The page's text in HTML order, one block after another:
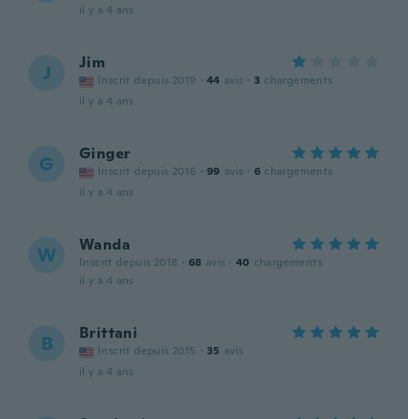
il y a 4 ans
J Jim
Inscrit depuis 2019 · 44 avis · 3 chargements
il y a 4 ans
G Ginger
Inscrit depuis 2016 · 99 avis · 6 chargements
il y a 4 ans
W Wanda
Inscrit depuis 2018 · 68 avis · 40 chargements
il y a 4 ans
B Brittani
Inscrit depuis 2015 · 35 avis
il y a 4 ans